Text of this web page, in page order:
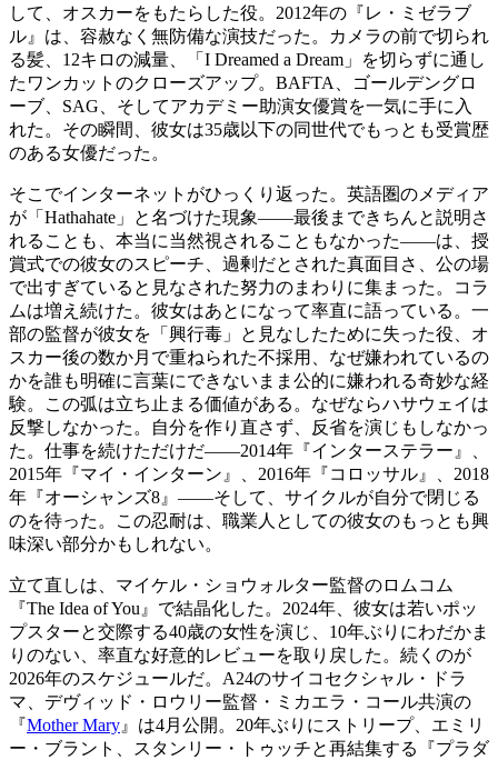
して、オスカーをもたらした役。2012年の『レ・ミゼラブ
ル』は、容赦なく無防備な演技だった。カメラの前で切られ
る髪、12キロの減量、「I Dreamed a Dream」を切らずに通し
たワンカットのクローズアップ。BAFTA、ゴールデングロ
ーブ、SAG、そしてアカデミー助演女優賞を一気に手に入
れた。その瞬間、彼女は35歳以下の同世代でもっとも受賞歴
のある女優だった。
そこでインターネットがひっくり返った。英語圏のメディア
が「Hathahate」と名づけた現象――最後まできちんと説明さ
れることも、本当に当然視されることもなかった――は、授
賞式での彼女のスピーチ、過剰だとされた真面目さ、公の場
で出すぎていると見なされた努力のまわりに集まった。コラ
ムは増え続けた。彼女はあとになって率直に語っている。一
部の監督が彼女を「興行毒」と見なしたために失った役、オ
スカー後の数か月で重ねられた不採用、なぜ嫌われているの
かを誰も明確に言葉にできないまま公的に嫌われる奇妙な経
験。この弧は立ち止まる価値がある。なぜならハサウェイは
反撃しなかった。自分を作り直さず、反省を演じもしなかっ
た。仕事を続けただけだ――2014年『インターステラー』、
2015年『マイ・インターン』、2016年『コロッサル』、2018
年『オーシャンズ8』――そして、サイクルが自分で閉じる
のを待った。この忍耐は、職業人としての彼女のもっとも興
味深い部分かもしれない。
立て直しは、マイケル・ショウォルター監督のロムコム
『The Idea of You』で結晶化した。2024年、彼女は若いポッ
プスターと交際する40歳の女性を演じ、10年ぶりにわだかま
りのない、率直な好意的レビューを取り戻した。続くのが
2026年のスケジュールだ。A24のサイコセクシャル・ドラ
マ、デヴィッド・ロウリー監督・ミカエラ・コール共演の
『Mother Mary 』は4月公開。20年ぶりにストリープ、エミリ
ー・ブラント、スタンリー・トゥッチと再結集する『プラダ